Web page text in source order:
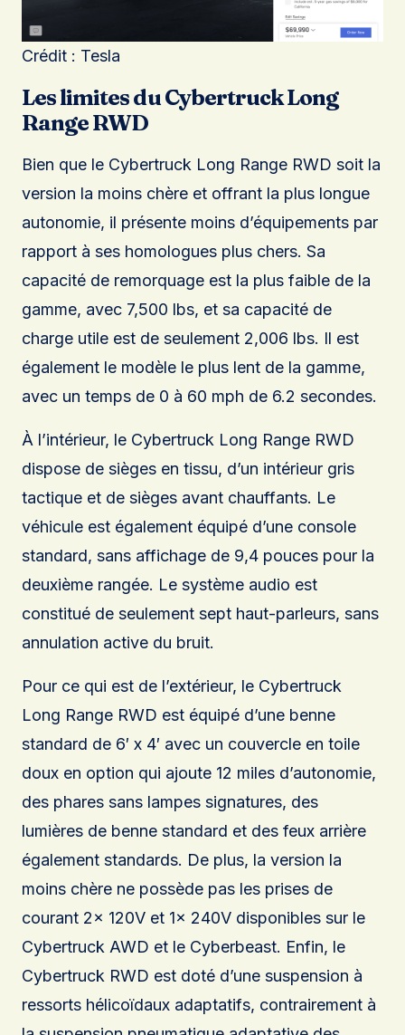
Crédit : Tesla
Les limites du Cybertruck Long
Range RWD
Bien que le Cybertruck Long Range RWD soit la
version la moins chère et offrant la plus longue
autonomie, il présente moins d’équipements par
rapport à ses homologues plus chers. Sa
capacité de remorquage est la plus faible de la
gamme, avec 7,500 lbs, et sa capacité de
charge utile est de seulement 2,006 lbs. Il est
également le modèle le plus lent de la gamme,
avec un temps de 0 à 60 mph de 6.2 secondes.
À l’intérieur, le Cybertruck Long Range RWD
dispose de sièges en tissu, d’un intérieur gris
tactique et de sièges avant chauffants. Le
véhicule est également équipé d’une console
standard, sans affichage de 9,4 pouces pour la
deuxième rangée. Le système audio est
constitué de seulement sept haut-parleurs, sans
annulation active du bruit.
Pour ce qui est de l’extérieur, le Cybertruck
Long Range RWD est équipé d’une benne
standard de 6′ x 4′ avec un couvercle en toile
doux en option qui ajoute 12 miles d’autonomie,
des phares sans lampes signatures, des
lumières de benne standard et des feux arrière
également standards. De plus, la version la
moins chère ne possède pas les prises de
courant 2x 120V et 1x 240V disponibles sur le
Cybertruck AWD et le Cyberbeast. Enfin, le
Cybertruck RWD est doté d’une suspension à
ressorts hélicoïdaux adaptatifs, contrairement à